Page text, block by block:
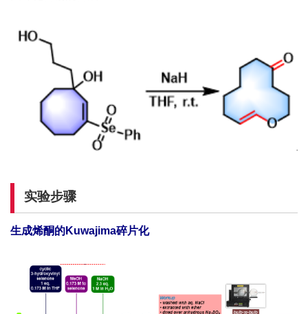
实验步骤
生成烯酮的Kuwajima碎片化